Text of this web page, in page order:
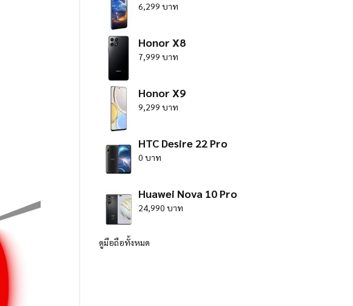
6,299 บาท
Honor X8
7,999 บาท
Honor X9
9,299 บาท
HTC Desire 22 Pro
0 บาท
Huawei Nova 10 Pro
24,990 บาท
ดูมือถือทั้งหมด